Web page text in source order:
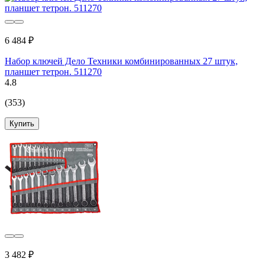
6 484 ₽
Набор ключей Дело Техники комбинированных 27 штук,
планшет тетрон. 511270
4.8
(353)
Купить
3 482 ₽